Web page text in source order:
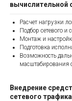
вычислительной
Расчет нагрузки
Подбор сетевого и
Монтаж и
Подготовка
Возможность
масштабирования
Внедрение
сетевого